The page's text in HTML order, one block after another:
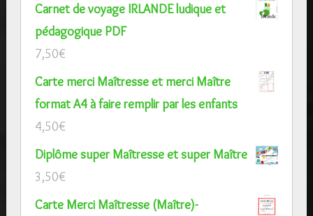
Carnet de voyage IRLANDE ludique et
pédagogique PDF
7,50€
Carte merci Maîtresse et merci Maître
format A4 à faire remplir par les enfants
4,50€
Diplôme super Maîtresse et super Maître
3,50€
Carte Merci Maîtresse (Maître)-